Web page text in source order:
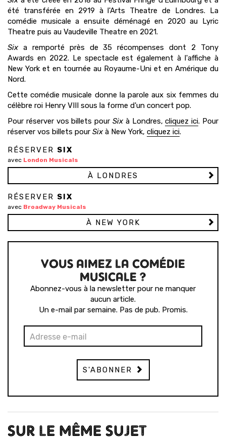
été transférée en 2919 à l'Arts Theatre de Londres. La
comédie musicale a ensuite déménagé en 2020 au Lyric
Theatre puis au Vaudeville Theatre en 2021.
Six a remporté près de 35 récompenses dont 2 Tony
Awards en 2022. Le spectacle est également à l'affiche à
New York et en tournée au Royaume-Uni et en Amérique du
Nord.
Cette comédie musicale donne la parole aux six femmes du
célèbre roi Henry VIII sous la forme d'un concert pop.
Pour réserver vos billets pour Sixà Londres,cliquez ici. Pour
réserver vos billets pour Sixà New York, cliquez ici.
RÉSERVER SIX
avec London Musicals
À LONDRES
RÉSERVER SIX
avec Broadway Musicals
À NEW YORK
VOUS AIMEZ LA COMÉDIE
MUSICALE ?
Abonnez-vous à la newsletter pour ne manquer
aucun article.
Un e-mail par semaine. Pas de pub. Promis.
S'ABONNER
SUR LE MÊME SUJET